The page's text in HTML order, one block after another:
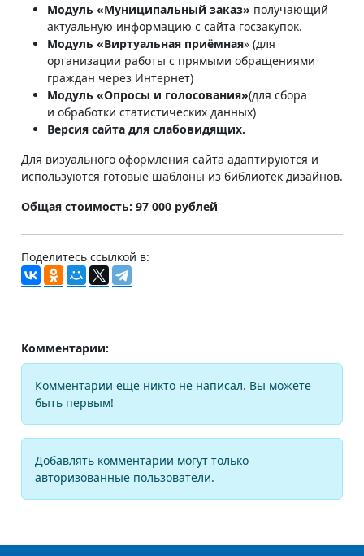
Модуль «Муниципальный заказ» получающий
актуальную информацию с сайта госзакупок.
Модуль «Виртуальная приёмная» (для
организации работы с прямыми обращениями
граждан через Интернет)
Модуль «Опросы и голосования»(для сбора
и обработки статистических данных)
Версия сайта для слабовидящих.
Для визуального оформления сайта адаптируются и
используются готовые шаблоны из библиотек дизайнов.
Общая стоимость: 97 000 рублей
Поделитесь ссылкой в:
Комментарии:
Комментарии еще никто не написал. Вы можете
быть первым!
Добавлять комментарии могут только
авторизованные пользователи.